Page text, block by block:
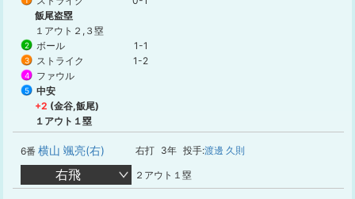
飯尾盗塁
１アウト２,３塁
2 ボール 1-1
3 ストライク 1-2
4 ファウル
5
中安
+2 (金谷,飯尾)
１アウト１塁
6番 横山 颯亮(右) 右打 3年 投手:渡邊 久則
右飛 ２アウト１塁